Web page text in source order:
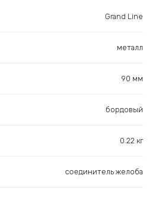
Grand Line
металл
90 мм
бордовый
0.22 кг
соединитель желоба